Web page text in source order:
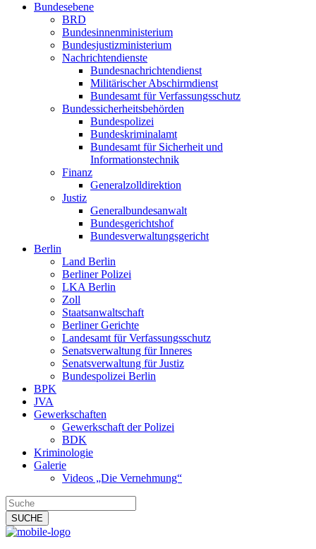
Bundesebene
BRD
Bundesinnenministerium
Bundesjustizministerium
Nachrichtendienste
Bundesnachrichtendienst
Militärischer Abschirmdienst
Bundesamt für Verfassungsschutz
Bundessicherheitsbehörden
Bundespolizei
Bundeskriminalamt
Bundesamt für Sicherheit und
Informationstechnik
Finanz
Generalzolldirektion
Justiz
Generalbundesanwalt
Bundesgerichtshof
Bundesverwaltungsgericht
Berlin
Land Berlin
Berliner Polizei
LKA Berlin
Zoll
Staatsanwaltschaft
Berliner Gerichte
Landesamt für Verfassungsschutz
Senatsverwaltung für Inneres
Senatsverwaltung für Justiz
Bundespolizei Berlin
BPK
JVA
Gewerkschaften
Gewerkschaft der Polizei
BDK
Kriminologie
Galerie
Videos „Die Vernehmung“